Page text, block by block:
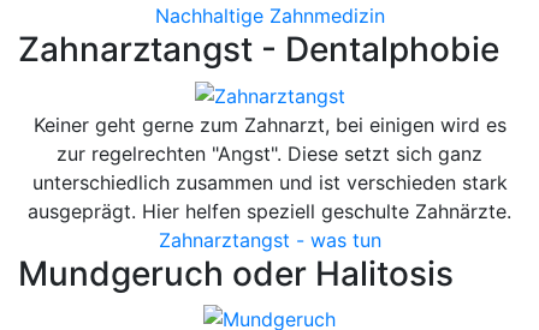
Nachhaltige Zahnmedizin
Zahnarztangst - Dentalphobie
Keiner geht gerne zum Zahnarzt, bei einigen wird es
zur regelrechten "Angst". Diese setzt sich ganz
unterschiedlich zusammen und ist verschieden stark
ausgeprägt. Hier helfen speziell geschulte Zahnärzte.
Zahnarztangst - was tun
Mundgeruch oder Halitosis